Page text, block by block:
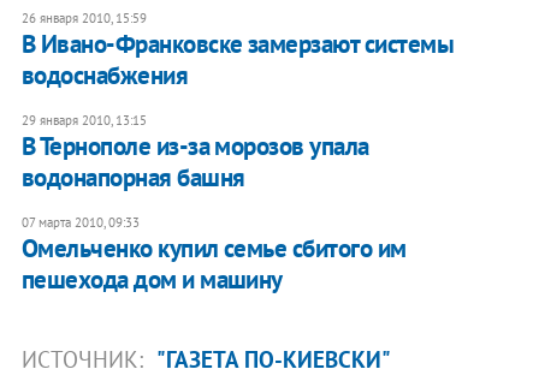
26 января 2010, 15:59
В Ивано-Франковске замерзают системы
водоснабжения
29 января 2010, 13:15
В Тернополе из-за морозов упала
водонапорная башня
07 марта 2010, 09:33
Омельченко купил семье сбитого им
пешехода дом и машину
ИСТОЧНИК: "ГАЗЕТА ПО-КИЕВСКИ"